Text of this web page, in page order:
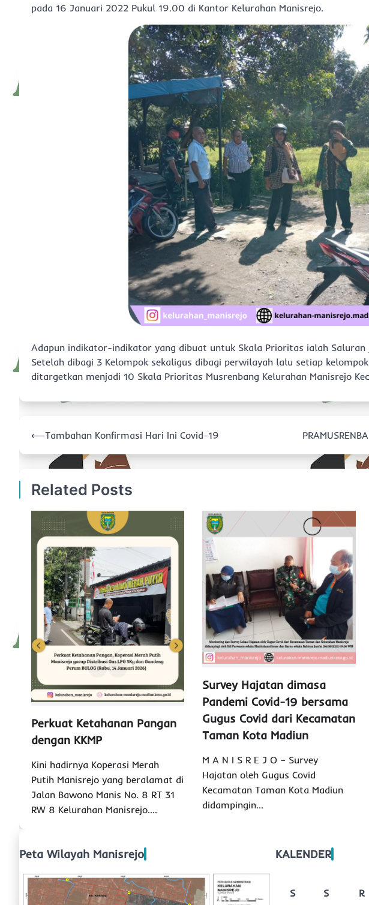
pada 16 Januari 2022 Pukul 19.00 di Kantor Kelurahan Manisrejo.
Adapun indikator-indikator yang dibuat untuk Skala Prioritas ialah Saluran
Setelah dibagi 3 Kelompok sekaligus dibagi perwilayah lalu setiap
ditargetkan menjadi 10 Skala Prioritas Musrenbang Kelurahan Manisrejo
pos⟵Tambahan Konfirmasi Hari Ini Covid-19
Related Posts
Perkuat Ketahanan Pangan
dengan KKMP
Kini hadirnya Koperasi Merah
Putih Manisrejo yang beralamat di
Jalan Bawono Manis No. 8 RT 31
RW 8 Kelurahan Manisrejo.…
Survey Hajatan dimasa
Pandemi Covid-19 bersama
Gugus Covid dari Kecamatan
Taman Kota Madiun
M A N I S R E J O – Survey
Hajatan oleh Gugus Covid
Kecamatan Taman Kota Madiun
didampingin…
Peta Wilayah Manisrejo KALENDER
S
S R